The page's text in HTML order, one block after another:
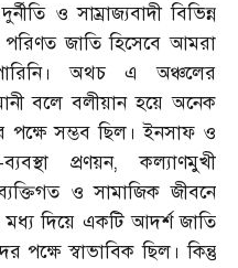
ও সাম্রাজ্যবাদী বিভিন্ন
জাতি হিসেবে আমরা
অথচ এ অঞ্চলের
বলে বলীয়ান হয়ে অনেক
পক্ষে সম্ভব ছিল। ইনসাফ ও
প্রণয়ন,কল্যাণমুখী
ও সামাজিক জীবনে
দিয়ে একটি আদর্শ জাতি
পক্ষে স্বাভাবিক ছিল। কিন্তু